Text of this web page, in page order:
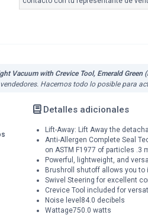
Vacuum with Crevice Tool, Emerald Green
Hacemos todo lo posible para
Detalles adicionales
Lift-Away: Lift Away the
Anti-Allergen Complete Seal
on ASTM F1977 of particles .3
Powerful, lightweight, and
Brushroll shutoff allows you
Swivel Steering for excellent
Crevice Tool included for
Noise level84.0 decibels
Wattage750.0 watts